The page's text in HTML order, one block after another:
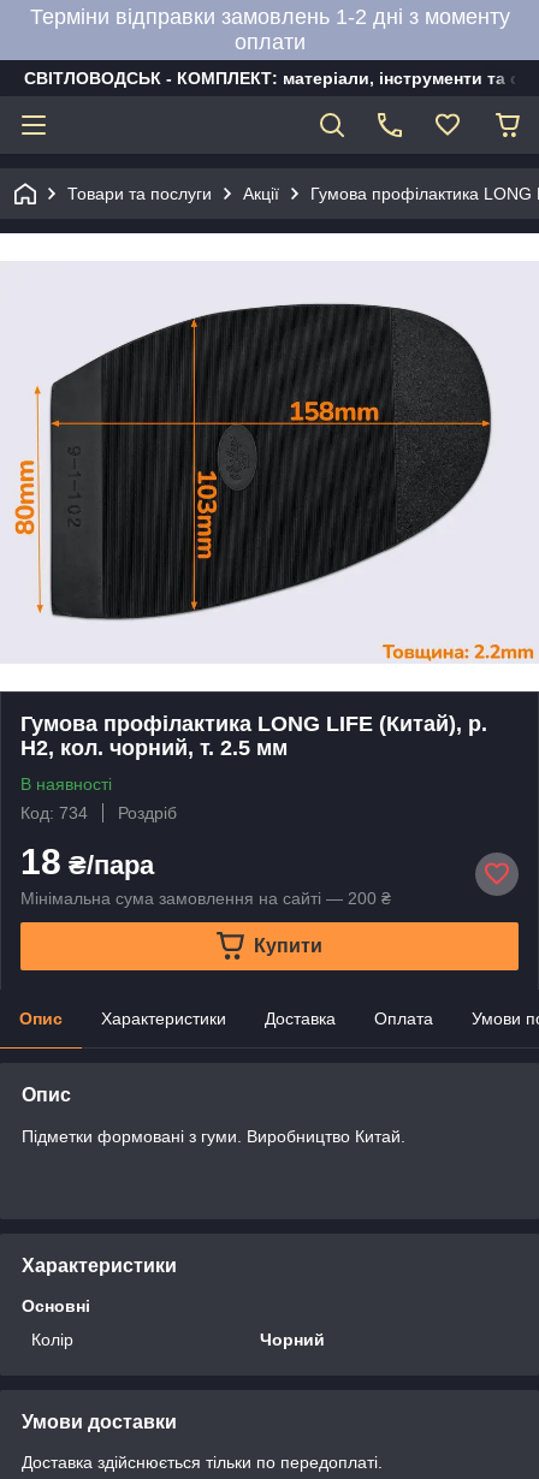
Терміни відправки замовлень 1-2 дні з моменту
оплати
СВІТЛОВОДСЬК - КОМПЛЕКТ: матеріали, інструменти та
Товари та послуги Акції Гумова профілактика
Гумова профілактика LONG LIFE (Китай), р.
H2, кол. чорний, т. 2.5 мм
В наявності
Код: 734
Роздріб
18 ₴/пара
Мінімальна сума замовлення на сайті — 200 ₴
Купити
Опис Характеристики Доставка Оплата Умови
Опис
Підметки формовані з гуми. Виробництво Китай.
Характеристики
Основні
Колір
Чорний
Умови доставки
Доставка здійснюється тільки по передоплаті.